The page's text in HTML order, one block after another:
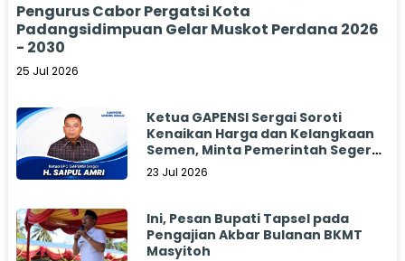
Pengurus Cabor Pergatsi Kota
Padangsidimpuan Gelar Muskot Perdana 2026
- 2030
25 Jul 2026
Ketua GAPENSI Sergai Soroti
Kenaikan Harga dan Kelangkaan
Semen, Minta Pemerintah Segera
Bertindak
23 Jul 2026
Ini, Pesan Bupati Tapsel pada
Pengajian Akbar Bulanan BKMT
Masyitoh